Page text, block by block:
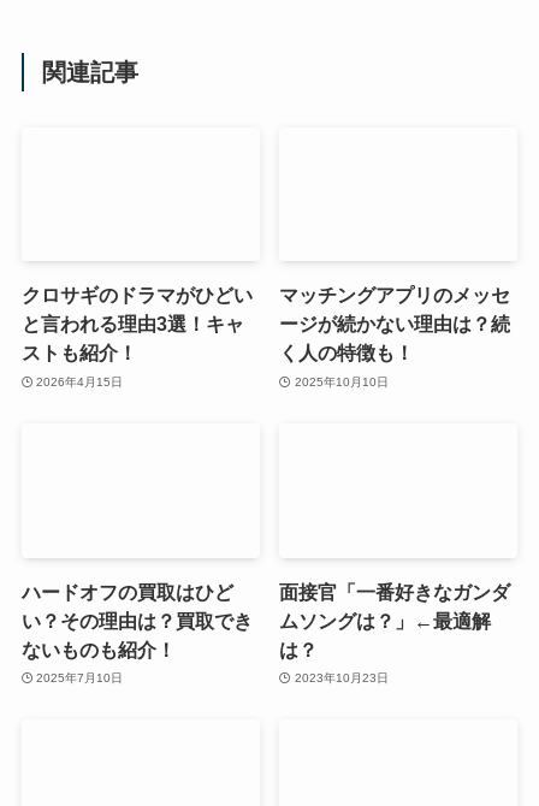
関連記事
クロサギのドラマがひどい
と言われる理由3選！キャ
ストも紹介！
2026年4月15日
マッチングアプリのメッセ
ージが続かない理由は？続
く人の特徴も！
2025年10月10日
ハードオフの買取はひど
い？その理由は？買取でき
ないものも紹介！
2025年7月10日
面接官「一番好きなガンダ
ムソングは？」←最適解
は？
2023年10月23日